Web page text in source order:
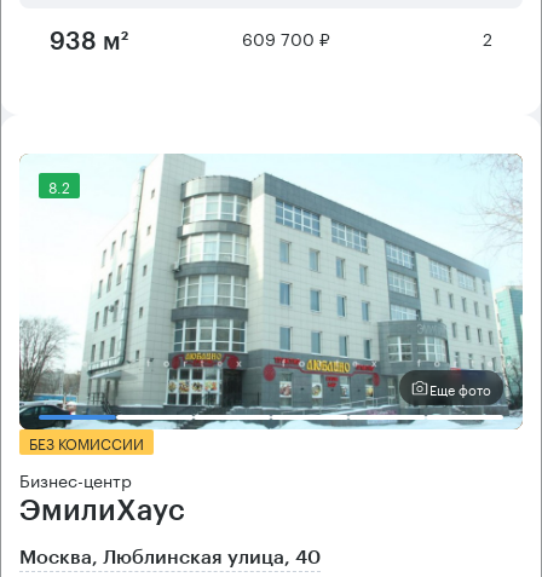
938 м² 609 700 ₽ 2
8.2
Еще фото
БЕЗ КОМИССИИ
Бизнес-центр
ЭмилиХаус
Москва, Люблинская улица, 40